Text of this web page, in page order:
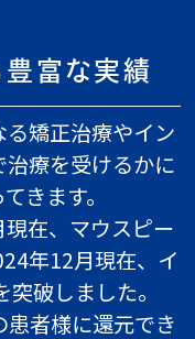
富な実績
矯正治療やイン
療を受けるかに
きます。
現在、マウスピー
年12月現在、イ
破しました。
者様に還元でき